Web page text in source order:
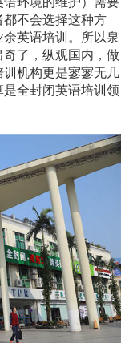
不会选择这种方
英语培训。所以泉
了，纵观国内，做
机构更是寥寥无几
全封闭英语培训领